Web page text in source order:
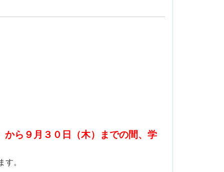
から９月３０日（木）までの間、学
。